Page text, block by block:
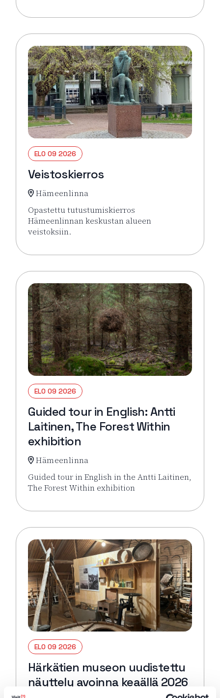
ELO 09 2026
Veistoskierros
Hämeenlinna
Opastettu tutustumiskierros
Hämeenlinnan keskustan alueen
veistoksiin.
ELO 09 2026
Guided tour in English: Antti
Laitinen, The Forest Within
exhibition
Hämeenlinna
Guided tour in English in the Antti Laitinen,
The Forest Within exhibition
Lue lisää tapahtumasta Guided tour in English:
ELO 09 2026
Härkätien museon uudistettu
näyttely avoinna keaällä 2026